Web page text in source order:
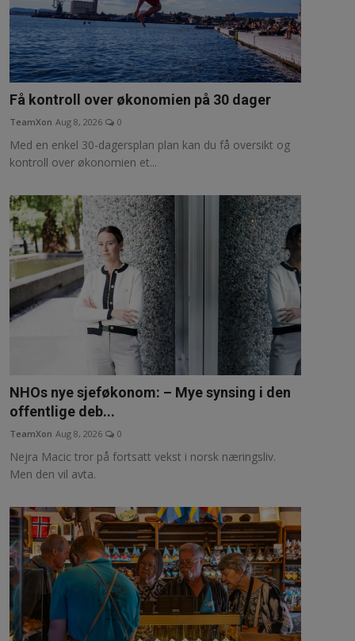
Få kontroll over økonomien på 30 dager
TeamXon Aug 8, 2026 0
Med en enkel 30-dagersplan plan kan du få oversikt og
kontroll over økonomien et...
NHOs nye sjeføkonom: – Mye synsing i den
offentlige deb...
TeamXon Aug 8, 2026 0
Nejra Macic tror på fortsatt vekst i norsk næringsliv.
Men den vil avta.